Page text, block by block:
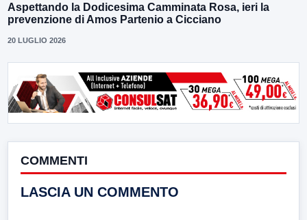
Aspettando la Dodicesima Camminata Rosa, ieri la
prevenzione di Amos Partenio a Cicciano
20 LUGLIO 2026
COMMENTI
LASCIA UN COMMENTO